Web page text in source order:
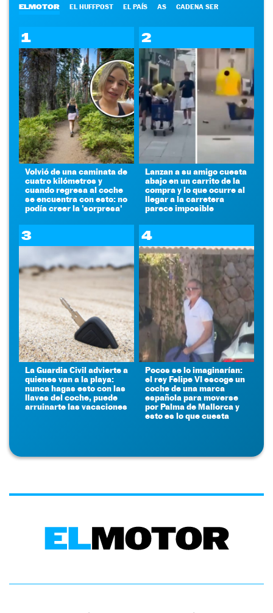
ELMOTOR EL HUFFPOST EL PAÍS AS CADENA SER
1
Volvió de una caminata de
cuatro kilómetros y
cuando regresa al coche
se encuentra con esto: no
podía creer la 'sorpresa'
2
Lanzan a su amigo cuesta
abajo en un carrito de la
compra y lo que ocurre al
llegar a la carretera
parece imposible
3
La Guardia Civil advierte a
quienes van a la playa:
nunca hagas esto con las
llaves del coche, puede
arruinarte las vacaciones
4
Pocos se lo imaginarían:
el rey Felipe VI escoge un
coche de una marca
española para moverse
por Palma de Mallorca y
esto es lo que cuesta